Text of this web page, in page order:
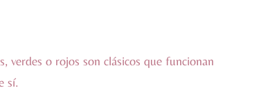
verdes o rojos son clásicos que funcionan
sí.